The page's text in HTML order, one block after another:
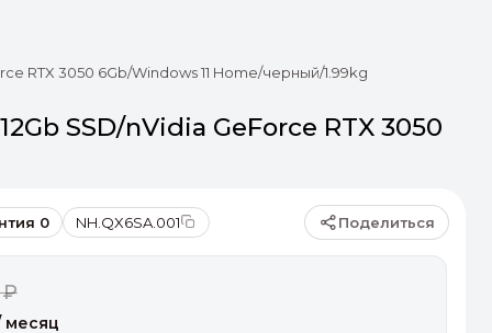
RTX 3050 6Gb/Windows 11 Home/черный/1.99kg
SSD/nVidia GeForce RTX 3050
Поделиться
0 NH.QX6SA.001
₽